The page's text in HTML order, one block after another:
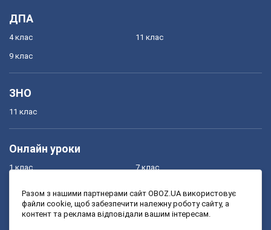
ДПА
4 клас
9 клас
11 клас
ЗНО
11 клас
Онлайн уроки
1 клас
3 клас
7 клас
9 клас
Разом з нашими партнерами сайт OBOZ.UA використовує
файли cookie, щоб забезпечити належну роботу сайту, а
контент та реклама відповідали вашим інтересам.